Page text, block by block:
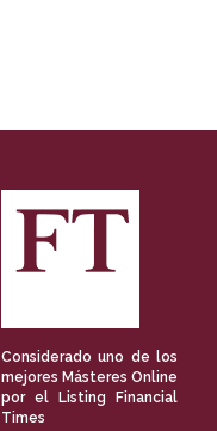
Considerado uno de los
mejores Másteres Online
por el Listing Financial
Times